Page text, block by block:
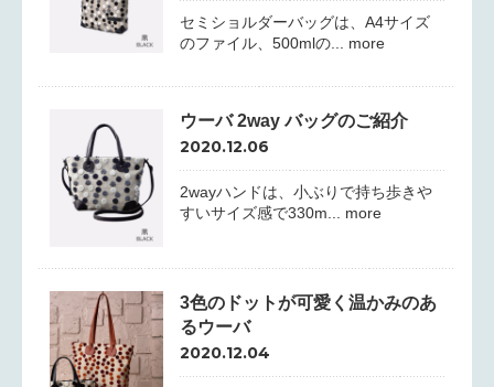
セミショルダーバッグは、A4サイズ
のファイル、500mlの... more
ウーバ 2way バッグのご紹介
2020.12.06
2wayハンドは、小ぶりで持ち歩きや
すいサイズ感で330m... more
3色のドットが可愛く温かみのあ
るウーバ
2020.12.04